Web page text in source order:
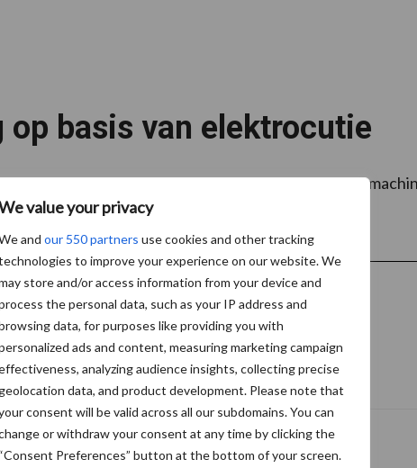
value your privacy
and our 550 partners use cookies and other tracking
to improve your experience on our website. We
store and/or access information from your device and
the personal data, such as your IP address and
data, for purposes like providing you with
ads and content, measuring marketing campaign
analyzing audience insights, collecting precise
data, and product development. Please note that
consent will be valid across all our subdomains. You can
or withdraw your consent at any time by clicking the
“Consent Preferences” button at the bottom of your screen.
basis van elektrocutie
van de XPower XPU, een milieuvriendelijke
waarin Case ...
u in voor onze nieuwsbrief